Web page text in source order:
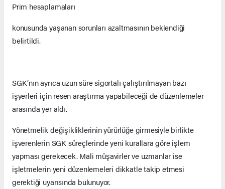
Prim hesaplamaları
konusunda yaşanan sorunları azaltmasının beklendiği
belirtildi.
SGK’nın ayrıca uzun süre sigortalı çalıştırılmayan bazı
işyerleri için resen araştırma yapabileceği de düzenlemeler
arasında yer aldı.
Yönetmelik değişikliklerinin yürürlüğe girmesiyle birlikte
işverenlerin SGK süreçlerinde yeni kurallara göre işlem
yapması gerekecek. Mali müşavirler ve uzmanlar ise
işletmelerin yeni düzenlemeleri dikkatle takip etmesi
gerektiği uyarısında bulunuyor.